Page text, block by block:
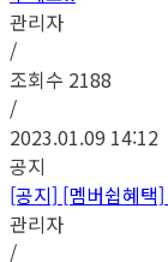
관리자
/
조회수 2188
/
2023.01.09 14:12
공지
[공지] [멤버쉽혜택
관리자
/